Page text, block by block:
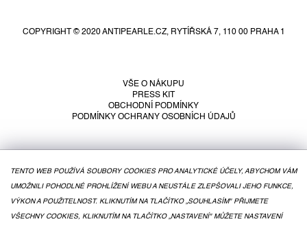
TENTO WEB POUŽÍVÁ SOUBORY COOKIES PRO ANALYTICKÉ ÚČELY, ABYCHOM VÁM
UMOŽNILI POHODLNÉ PROHLÍŽENÍ WEBU A NEUSTÁLE ZLEPŠOVALI JEHO FUNKCE,
VÝKON A POUŽITELNOST. KLIKNUTÍM NA TLAČÍTKO „SOUHLASÍM" PŘIJMETE
VŠECHNY COOKIES, KLIKNUTÍM NA TLAČÍTKO „NASTAVENÍ" MŮŽETE NASTAVENÍ
COPYRIGHT © 2020 ANTIPEARLE.CZ, RYTÍŘSKÁ 7, 110 00 PRAHA 1
VŠE O NÁKUPU
PRESS KIT
OBCHODNÍ PODMÍNKY
PODMÍNKY OCHRANY OSOBNÍCH ÚDAJŮ